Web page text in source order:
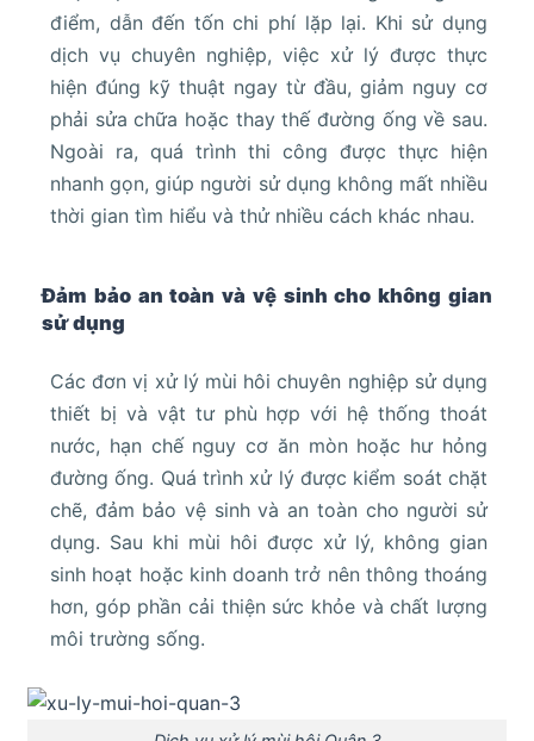
điểm, dẫn đến tốn chi phí lặp lại. Khi sử dụng
dịch vụ chuyên nghiệp, việc xử lý được thực
hiện đúng kỹ thuật ngay từ đầu, giảm nguy cơ
phải sửa chữa hoặc thay thế đường ống về sau.
Ngoài ra, quá trình thi công được thực hiện
nhanh gọn, giúp người sử dụng không mất nhiều
thời gian tìm hiểu và thử nhiều cách khác nhau.
Đảm bảo an toàn và vệ sinh cho không gian
sử dụng
Các đơn vị xử lý mùi hôi chuyên nghiệp sử dụng
thiết bị và vật tư phù hợp với hệ thống thoát
nước, hạn chế nguy cơ ăn mòn hoặc hư hỏng
đường ống. Quá trình xử lý được kiểm soát chặt
chẽ, đảm bảo vệ sinh và an toàn cho người sử
dụng. Sau khi mùi hôi được xử lý, không gian
sinh hoạt hoặc kinh doanh trở nên thông thoáng
hơn, góp phần cải thiện sức khỏe và chất lượng
môi trường sống.